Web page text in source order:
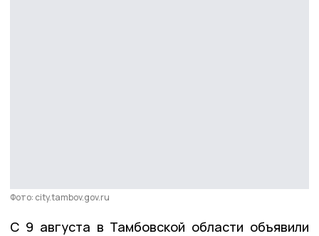
Фото: city.tambov.gov.ru
С 9 августа в Тамбовской области объявили